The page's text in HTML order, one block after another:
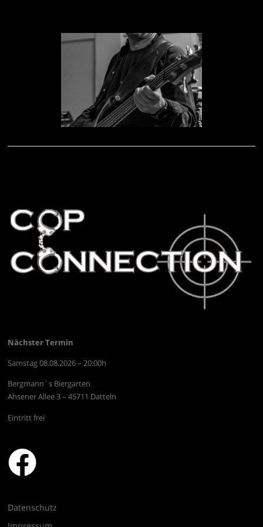
Nächster Termin
Samstag 08.08.2026 – 20:00h
Bergmann´s Biergarten
Ahsener Allee 3 – 45711 Datteln
Eintritt frei
Datenschutz